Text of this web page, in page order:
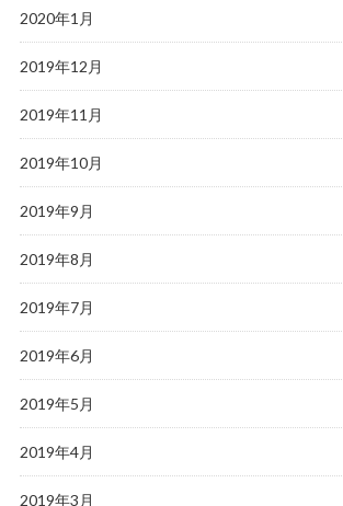
2020年1月
2019年12月
2019年11月
2019年10月
2019年9月
2019年8月
2019年7月
2019年6月
2019年5月
2019年4月
2019年3月